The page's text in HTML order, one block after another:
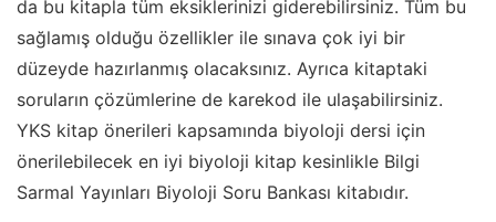
da bu kitapla tüm eksiklerinizi giderebilirsiniz. Tüm bu
sağlamış olduğu özellikler ile sınava çok iyi bir
düzeyde hazırlanmış olacaksınız. Ayrıca kitaptaki
soruların çözümlerine de karekod ile ulaşabilirsiniz.
YKS kitap önerileri kapsamında biyoloji dersi için
önerilebilecek en iyi biyoloji kitap kesinlikle Bilgi
Sarmal Yayınları Biyoloji Soru Bankası kitabıdır.